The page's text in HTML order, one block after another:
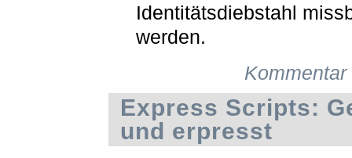
Identitätsdiebstahl
werden.
Express Scripts:
und erpresst